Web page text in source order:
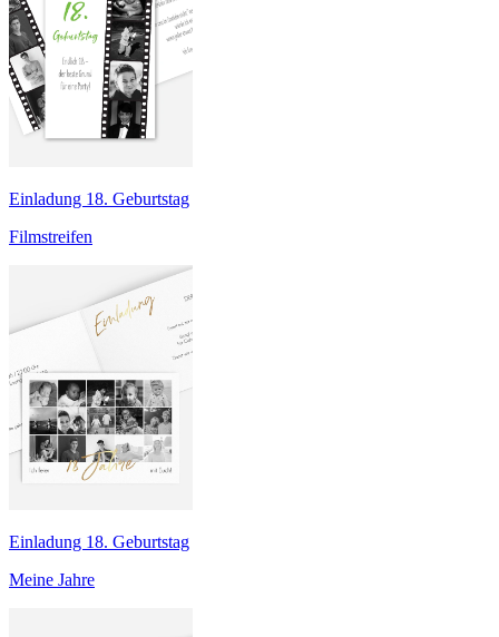
Einladung 18. Geburtstag
Filmstreifen
Einladung 18. Geburtstag
Meine Jahre